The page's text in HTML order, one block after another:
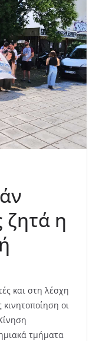
ζητά η
και στη λέσχη
οι
τμήματα